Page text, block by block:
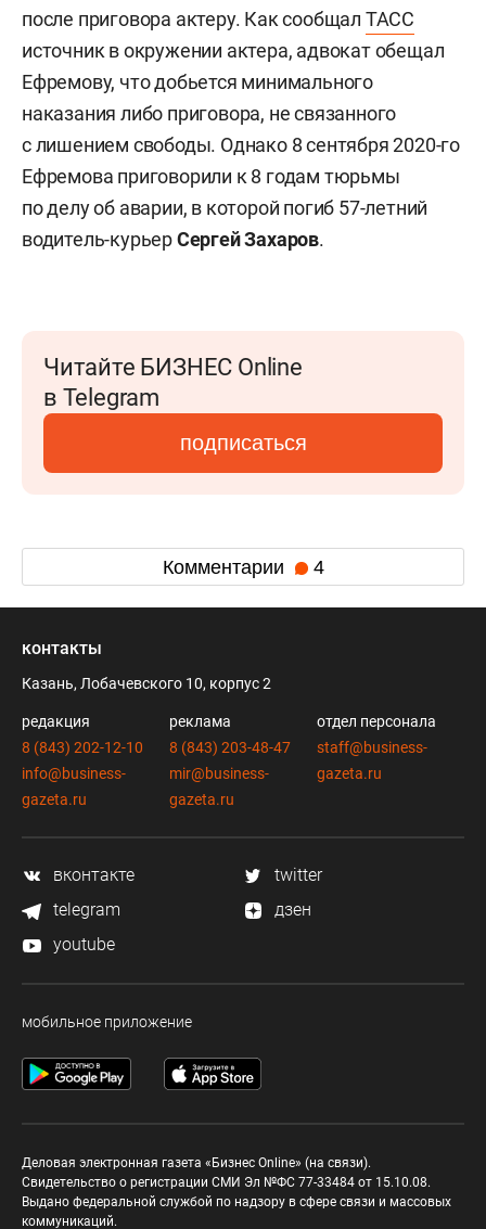
после приговора актеру. Как сообщал ТАСС
источник в окружении актера, адвокат обещал
Ефремову, что добьется минимального
наказания либо приговора, не связанного
с лишением свободы. Однако 8 сентября 2020-го
Ефремова приговорили к 8 годам тюрьмы
по делу об аварии, в которой погиб 57-летний
водитель-курьерСергей Захаров.
Читайте БИЗНЕС Online
в Telegram
подписаться
Комментарии 4
контакты
Казань, Лобачевского 10, корпус 2
редакция
8 (843) 202-12-10
info@business-
gazeta.ru
реклама
8 (843) 203-48-47
mir@business-
gazeta.ru
отдел персонала
staff@business-
gazeta.ru
вконтакте
twitter
telegram
дзен
youtube
мобильное приложение
Деловая электронная газета «Бизнес Online» (на связи).
Свидетельство о регистрации СМИ Эл №ФС 77-33484 от 15.10.08.
Выдано федеральной службой по надзору в сфере связи и массовых
коммуникаций.